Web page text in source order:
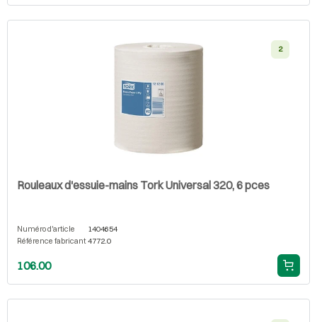
2
Rouleaux d'essuie-mains Tork Universal 320, 6 pces
Numéro d'article
1404654
Référence fabricant 4772.0
106.00